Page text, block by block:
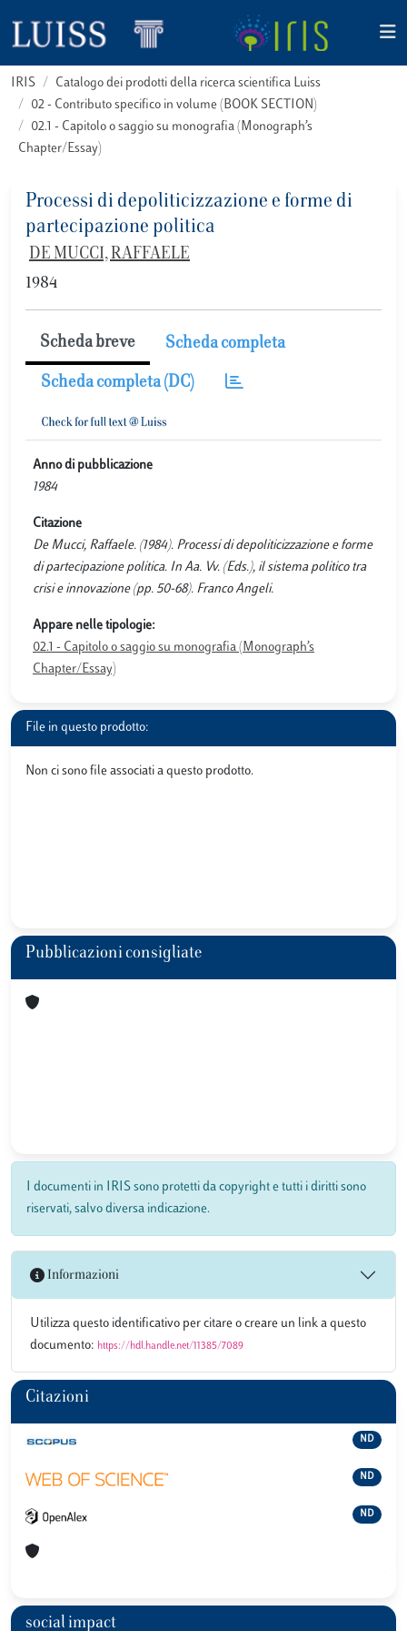
IRIS
Catalogo dei prodotti della ricerca scientifica Luiss
02 - Contributo specifico in volume (BOOK SECTION)
02.1 - Capitolo o saggio su monografia (Monograph’s
Chapter/Essay)
Processi di depoliticizzazione e forme di
partecipazione politica
DE MUCCI, RAFFAELE
1984
Scheda breve Scheda completa
Scheda completa (DC)
Anno di pubblicazione
1984
Citazione
De Mucci, Raffaele. (1984). Processi di depoliticizzazione e forme
di partecipazione politica. In Aa. Vv. (Eds.), il sistema politico tra
crisi e innovazione (pp. 50-68). Franco Angeli.
Appare nelle tipologie:
02.1 - Capitolo o saggio su monografia (Monograph’s
Chapter/Essay)
File in questo prodotto:
Non ci sono file associati a questo prodotto.
Pubblicazioni consigliate
I documenti in IRIS sono protetti da copyright e tutti i diritti sono
riservati, salvo diversa indicazione.
Informazioni
Utilizza questo identificativo per citare o creare un link a questo
documento: https://hdl.handle.net/11385/7089
Citazioni
ND
ND
ND
social impact